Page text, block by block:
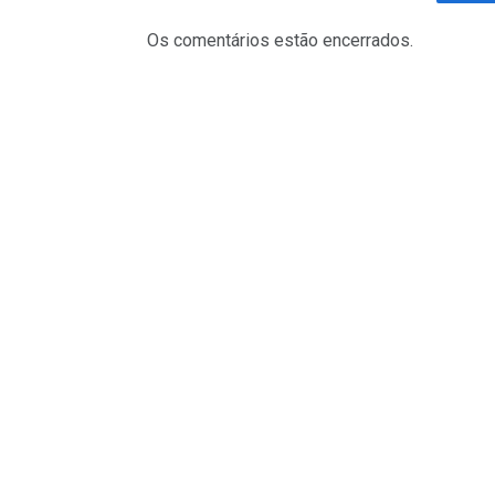
Os comentários estão encerrados.